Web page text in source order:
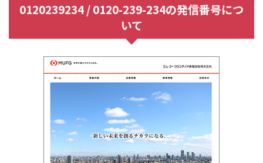
0120239234 / 0120-239-234の発信番号につ
いて